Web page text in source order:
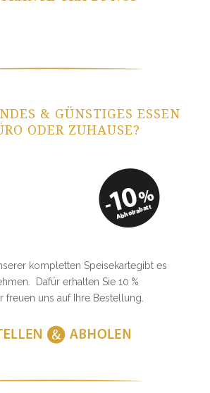
& GÜNSTIGES ESSEN
ODER ZUHAUSE?
kompletten Speisekartegibt es
Dafür erhalten Sie 10 %
freuen uns auf Ihre Bestellung.